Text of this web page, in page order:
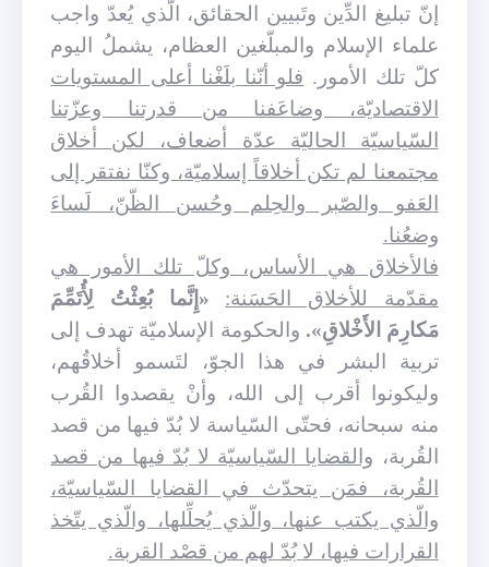
إنّ تبليغ الدِّين وتَبيين الحقائق، الّذي يُعدّ واجب
علماء الإسلام والمبلّغين العظام، يشملُ اليوم
كلّ تلك الأمور. فلو أنّنا بلَغْنا أعلى المستويات
الاقتصاديّة، وضاعَفنا من قدرتنا وعزّتنا
السّياسيّة الحاليّة عدّة أضعاف، لكن أخلاق
مجتمعنا لم تكن أخلاقاً إسلاميّة، وكنّا نفتقر إلى
العَفو والصّبر والحِلم وحُسن الظّنّ، لَساءَ
وضعُنا.
فالأخلاق هي الأساس، وكلّ تلك الأمور هي
مقدّمة للأخلاق الحَسَنة:
«إِنَّما بُعِثْتُ لِأُتَمِّمَ
مَكارِمَ الأَخْلاقِ». والحكومة الإسلاميّة تهدف إلى
تربية البشر في هذا الجوّ، لتَسمو أخلاقُهم،
وليكونوا أقرب إلى الله، وأنْ يقصدوا القُرب
منه سبحانه، فحتّى السّياسة لا بُدّ فيها من قصد
القُربة، والقضايا السّياسيّة لا بُدّ فيها من قصد
القُربة، فمَن يتحدّث في القضايا السّياسيّة،
والّذي يكتب عنها، والّذي يُحلِّلها، والّذي يتّخذ
القرارات فيها، لا بُدّ لهم من قصْد القربة.